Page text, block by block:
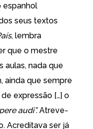
espanhol
seus textos
ís, lembra
que o mestre
aulas, nada que
ainda que sempre
expressão […] o
audi”.Atreve-
Acreditava ser já